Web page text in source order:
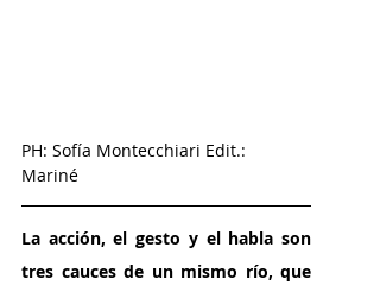
PH: Sofía Montecchiari Edit.:
Mariné
La acción, el gesto y el habla son
tres cauces de un mismo río, que